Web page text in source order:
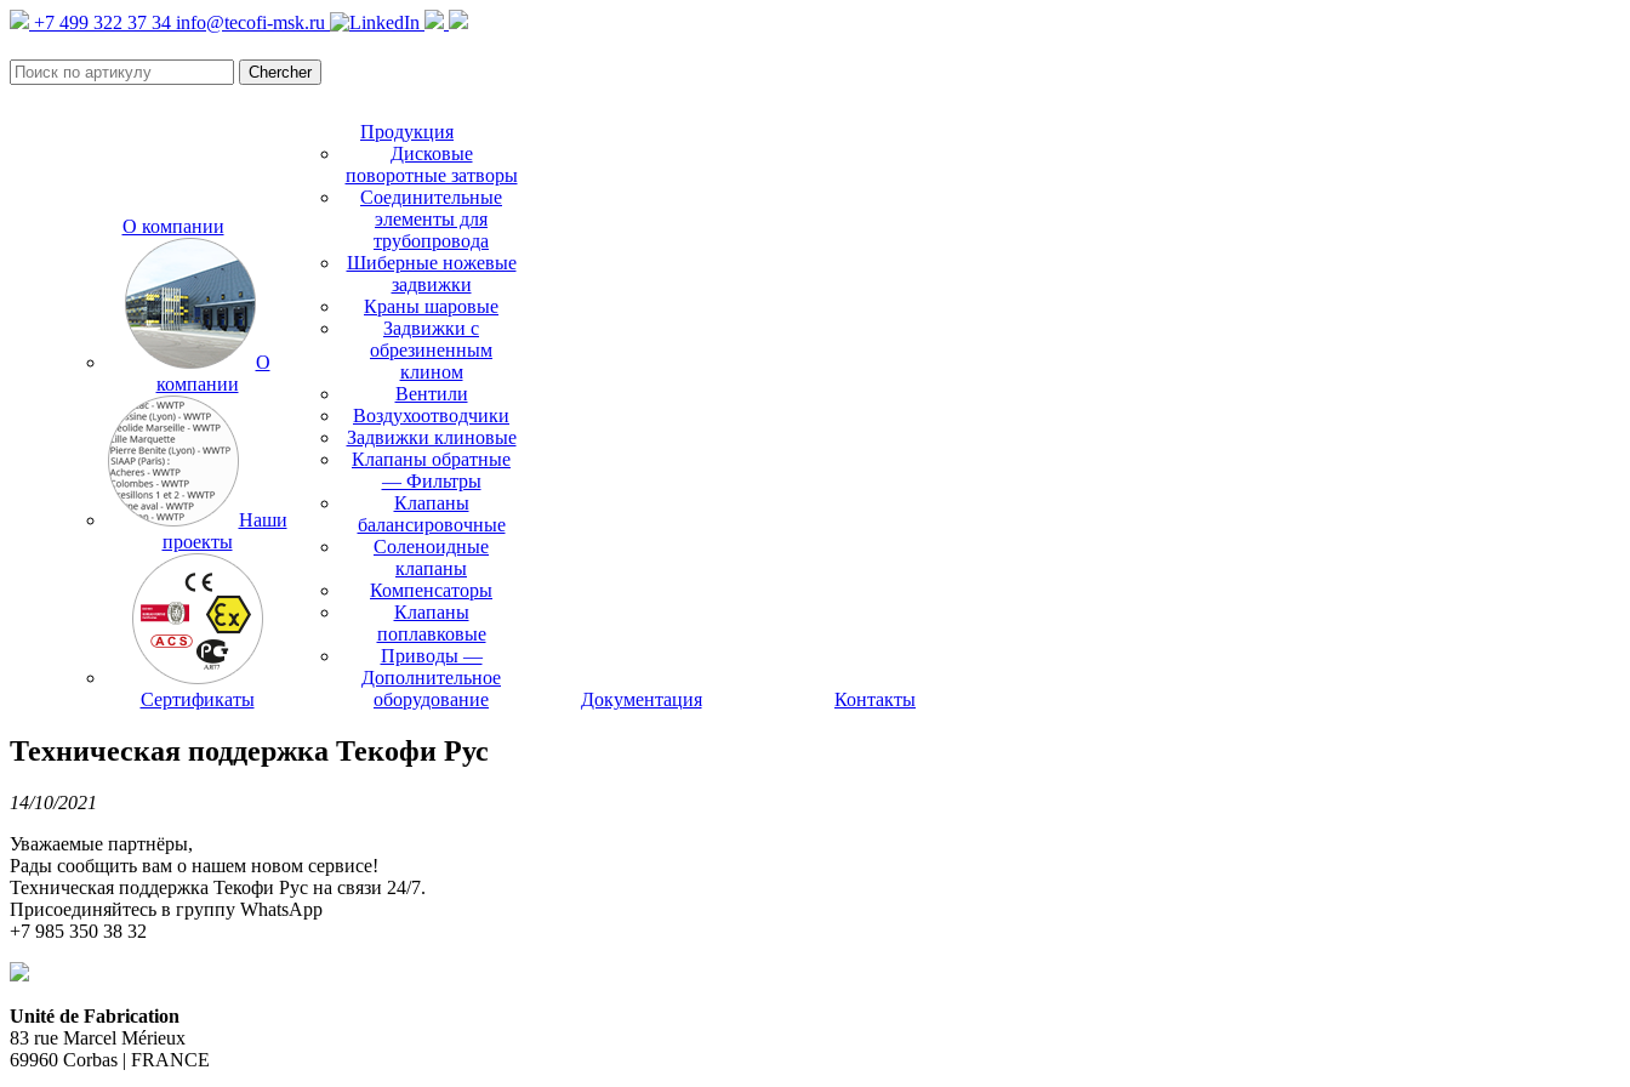
+7 499 322 37 34 info@tecofi-msk.ru
О компании
О
компании
Наши
проекты
Сертификаты
Продукция
Дисковые
поворотные затворы
Соединительные
элементы для
трубопровода
Шиберные ножевые
задвижки
Краны шаровые
Задвижки с
обрезиненным
клином
Вентили
Воздухоотводчики
Задвижки клиновые
Клапаны обратные
— Фильтры
Клапаны
балансировочные
Соленоидные
клапаны
Компенсаторы
Клапаны
поплавковые
Приводы —
Дополнительное
оборудование
Документация Контакты
Техническая поддержка Текофи Рус
14/10/2021
Уважаемые партнёры,
Рады сообщить вам о нашем новом сервисе!
Техническая поддержка Текофи Рус на связи 24/7.
Присоединяйтесь в группу WhatsApp
+7 985 350 38 32
Unité de Fabrication
83 rue Marcel Mérieux
69960 Corbas | FRANCE